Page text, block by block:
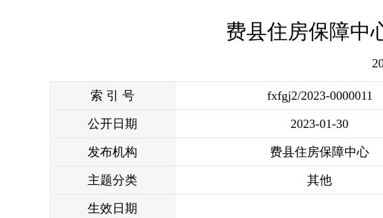
费县住房保障中
索 引 号 fxfgj2/2023-0000011
公开日期 2023-01-30
发布机构 费县住房保障中心
主题分类 其他
生效日期